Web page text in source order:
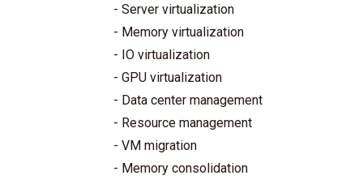
- Server virtualization
- Memory virtualization
- IO virtualization
- GPU virtualization
- Data center management
- Resource management
- VM migration
- Memory consolidation